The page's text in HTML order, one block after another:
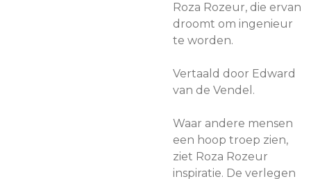
Roza Rozeur, die ervan
droomt om ingenieur
te worden.
Vertaald door Edward
van de Vendel.
Waar andere mensen
een hoop troep zien,
ziet Roza Rozeur
inspiratie. De verlegen